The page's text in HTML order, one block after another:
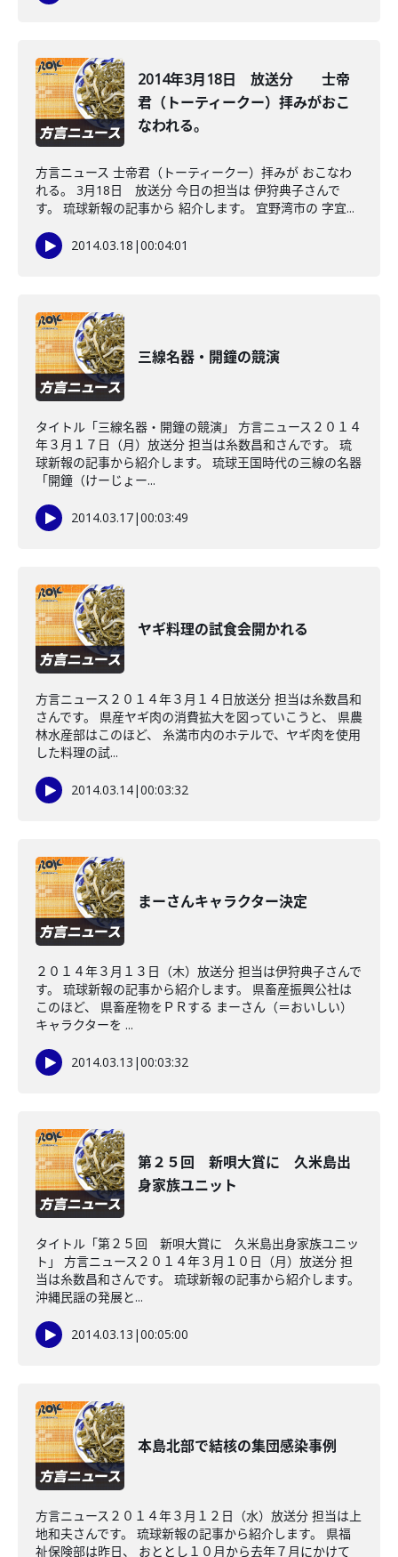
2014年3月18日 放送分 士帝
君（トーティークー）拝みがおこ
なわれる。
方言ニュース 士帝君（トーティークー）拝みが おこなわ
れる。 3月18日 放送分 今日の担当は 伊狩典子さんで
す。 琉球新報の記事から 紹介します。 宜野湾市の 字宜...
2014.03.18 |00:04:01
三線名器・開鐘の競演
タイトル「三線名器・開鐘の競演」 方言ニュース２０１４
年３月１７日（月）放送分 担当は糸数昌和さんです。 琉
球新報の記事から紹介します。 琉球王国時代の三線の名器
「開鐘（けーじょー...
2014.03.17|00:03:49
ヤギ料理の試食会開かれる
方言ニュース２０１４年３月１４日放送分 担当は糸数昌和
さんです。 県産ヤギ肉の消費拡大を図っていこうと、 県農
林水産部はこのほど、 糸満市内のホテルで、ヤギ肉を使用
した料理の試...
2014.03.14|00:03:32
まーさんキャラクター決定
２０１４年３月１３日（木）放送分 担当は伊狩典子さんで
す。 琉球新報の記事から紹介します。 県畜産振興公社は
このほど、 県畜産物をＰＲする まーさん（＝おいしい）
キャラクターを ...
2014.03.13 |00:03:32
第２５回 新唄大賞に 久米島出
身家族ユニット
タイトル「第２５回 新唄大賞に 久米島出身家族ユニッ
ト」 方言ニュース２０１４年３月１０日（月）放送分 担
当は糸数昌和さんです。 琉球新報の記事から紹介します。
沖縄民謡の発展と...
2014.03.13 |00:05:00
本島北部で結核の集団感染事例
方言ニュース２０１４年３月１２日（水）放送分 担当は上
地和夫さんです。 琉球新報の記事から紹介します。 県福
祉保険部は昨日、 おととし１０月から去年７月にかけて